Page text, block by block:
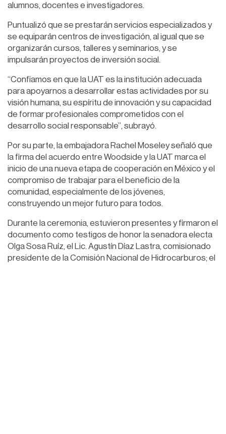
alumnos, docentes e investigadores.
Puntualizó que se prestarán servicios especializados y
se equiparán centros de investigación, al igual que se
organizarán cursos, talleres y seminarios, y se
impulsarán proyectos de inversión social.
“Confiamos en que la UAT es la institución adecuada
para apoyarnos a desarrollar estas actividades por su
visión humana, su espíritu de innovación y su capacidad
de formar profesionales comprometidos con el
desarrollo social responsable”, subrayó.
Por su parte, la embajadora Rachel Moseley señaló que
la firma del acuerdo entre Woodside y la UAT marca el
inicio de una nueva etapa de cooperación en México y el
compromiso de trabajar para el beneficio de la
comunidad, especialmente de los jóvenes,
construyendo un mejor futuro para todos.
Durante la ceremonia, estuvieron presentes y firmaron el
documento como testigos de honor la senadora electa
Olga Sosa Ruíz, el Lic. Agustín Díaz Lastra, comisionado
presidente de la Comisión Nacional de Hidrocarburos; el